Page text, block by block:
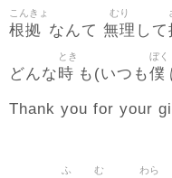
根拠
こんきょ
なんて 無理
むり
して
どんな時
とき
も(いつも僕
ぼく
Thank you for your
ふ む わら